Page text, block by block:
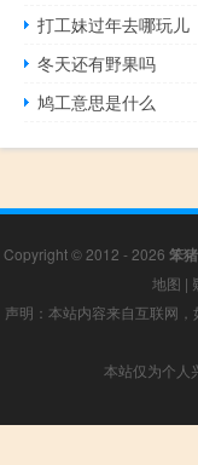
打工妹过年去哪玩儿
冬天还有野果吗
鸠工意思是什么
Copyright © 2012 - 2026 笨
地图 |
声明：本站内容来自互联网
本站仅为个人